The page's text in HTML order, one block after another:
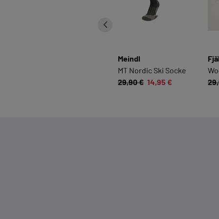
Meindl
MT Nordic Ski Socke
29,90 € 14,95 €